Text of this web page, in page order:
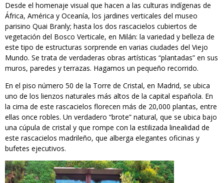
Desde el homenaje visual que hacen a las culturas indígenas de
África, América y Oceanía, los jardines verticales del museo
parisino Quai Branly; hasta los dos rascacielos cubiertos de
vegetación del Bosco Verticale, en Milán: la variedad y belleza de
este tipo de estructuras sorprende en varias ciudades del Viejo
Mundo. Se trata de verdaderas obras artísticas “plantadas” en sus
muros, paredes y terrazas. Hagamos un pequeño recorrido.
En el piso número 50 de la Torre de Cristal, en Madrid, se ubica
uno de los lienzos naturales más altos de la capital española. En
la cima de este rascacielos florecen más de 20,000 plantas, entre
ellas once robles. Un verdadero “brote” natural, que se ubica bajo
una cúpula de cristal y que rompe con la estilizada linealidad de
este rascacielos madrileño, que alberga elegantes oficinas y
bufetes ejecutivos.